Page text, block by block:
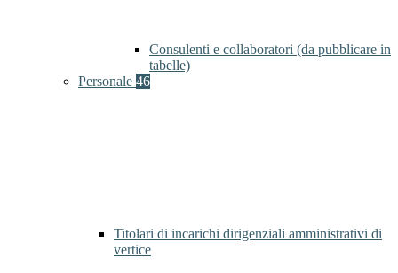
Consulenti e collaboratori (da pubblicare in
tabelle)
Personale 46
Titolari di incarichi dirigenziali amministrativi di
vertice